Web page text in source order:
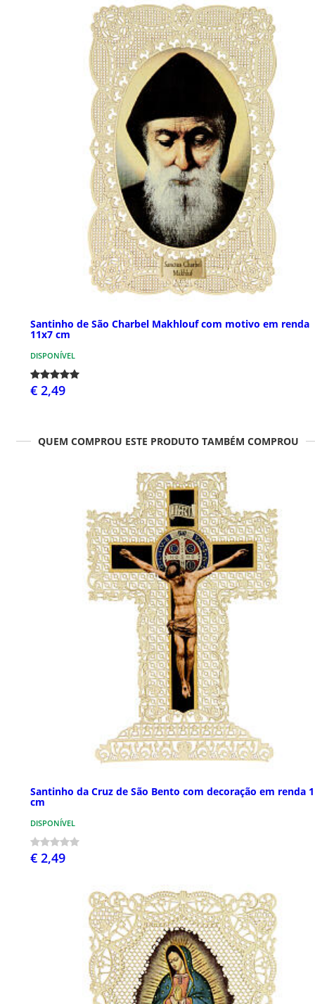
Santinho de São Charbel Makhlouf com motivo em renda
11x7 cm
DISPONÍVEL
€ 2,49
QUEM COMPROU ESTE PRODUTO TAMBÉM COMPROU
Santinho da Cruz de São Bento com decoração em renda
cm
DISPONÍVEL
€ 2,49